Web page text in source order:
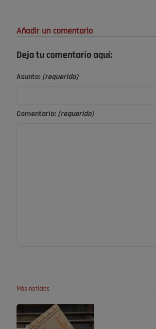
Añadir un comentario
Deja tu comentario aquí:
Asunto: (requerido)
Comentario: (requerido)
Más noticias